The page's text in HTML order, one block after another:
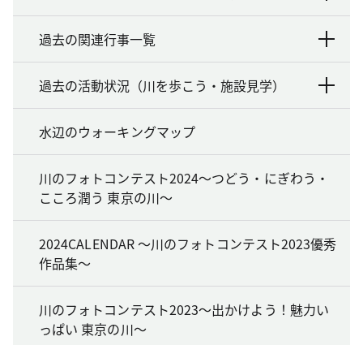
過去の関連行事一覧
過去の活動状況（川を歩こう・施設見学）
水辺のウォーキングマップ
川のフォトコンテスト2024～つどう・にぎわう・
こころ潤う 東京の川～
2024CALENDAR ～川のフォトコンテスト2023優秀
作品集～
川のフォトコンテスト2023～出かけよう！魅力い
っぱい 東京の川～